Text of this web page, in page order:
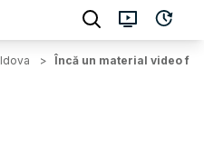
> Încă un material video